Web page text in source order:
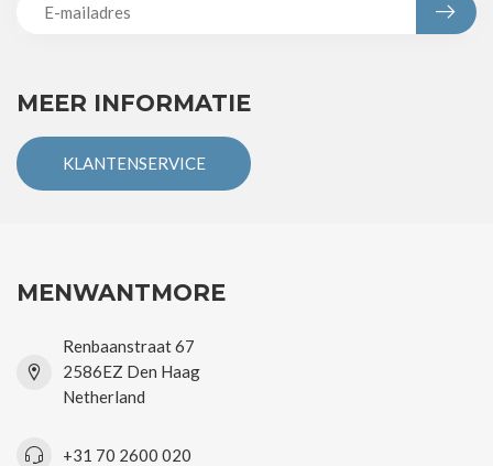
MEER INFORMATIE
KLANTENSERVICE
MENWANTMORE
Renbaanstraat 67
2586EZ Den Haag
Netherland
+31 70 2600 020